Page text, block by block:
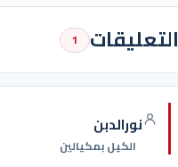
التعليقات 1
نورالدبن
الكيل بمكيالين